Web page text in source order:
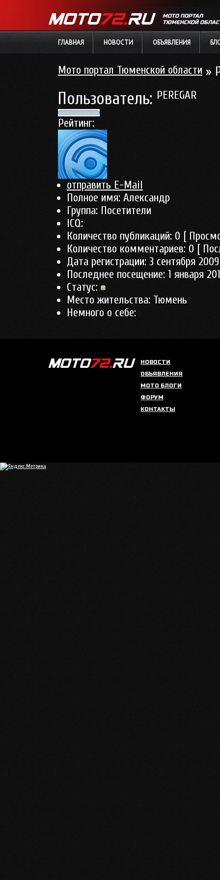
МОТО ПОРТАЛ
ТЮМЕНСКОЙ
ГЛАВНАЯ НОВОСТИ ОБЪЯВЛЕНИЯ
Мото портал Тюменской области »
Пользователь: PEREGAR
Рейтинг:
отправить E-Mail
Полное имя: Александр
Группа: Посетители
ICQ:
Количество публикаций: 0 [
Количество комментариев: 0 [
Дата регистрации: 3 сентября
Последнее посещение: 1 января
Статус:
Место жительства: Тюмень
Немного о себе:
НОВОСТИ
ОБЪЯВЛЕНИЯ
МОТО БЛОГИ
ФОРУМ
КОНТАКТЫ